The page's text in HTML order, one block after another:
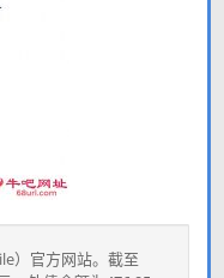
）官方网站。截至